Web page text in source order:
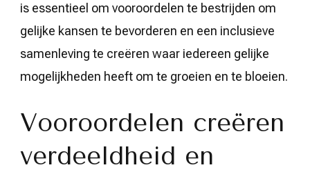
is essentieel om vooroordelen te bestrijden om
gelijke kansen te bevorderen en een inclusieve
samenleving te creëren waar iedereen gelijke
mogelijkheden heeft om te groeien en te bloeien.
Vooroordelen creëren
verdeeldheid en